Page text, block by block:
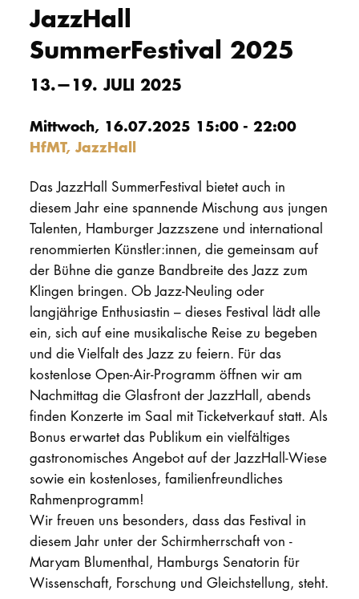
JazzHall
SummerFestival 2025
13.—19. JULI 2025
Mittwoch, 16.07.2025 15:00 - 22:00
HfMT, JazzHall
Das JazzHall SummerFestival bietet auch in
diesem Jahr eine spannende Mischung aus jungen
Talenten, Hamburger Jazzszene und international
renommierten Künstler:innen, die gemeinsam auf
der Bühne die ganze Bandbreite des Jazz zum
Klingen bringen. Ob Jazz-Neuling oder
langjährige Enthusiastin – dieses Festival lädt alle
ein, sich auf eine musikalische Reise zu begeben
und die Vielfalt des Jazz zu feiern. Für das
kostenlose Open-Air-Programm öffnen wir am
Nachmittag die Glasfront der JazzHall, abends
finden Konzerte im Saal mit Ticketverkauf statt. Als
Bonus erwartet das Publikum ein vielfältiges
gastronomisches Angebot auf der JazzHall-Wiese
sowie ein kostenloses, familienfreundliches
Rahmenprogramm!
Wir freuen uns besonders, dass das Festival in
diesem Jahr unter der Schirmherrschaft von ­
Maryam Blumenthal, Hamburgs Senatorin für
Wissenschaft, Forschung und Gleichstellung, steht.